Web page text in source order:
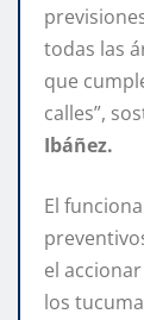
todas las
que
calles”,
Ibáñez.
El
el
los